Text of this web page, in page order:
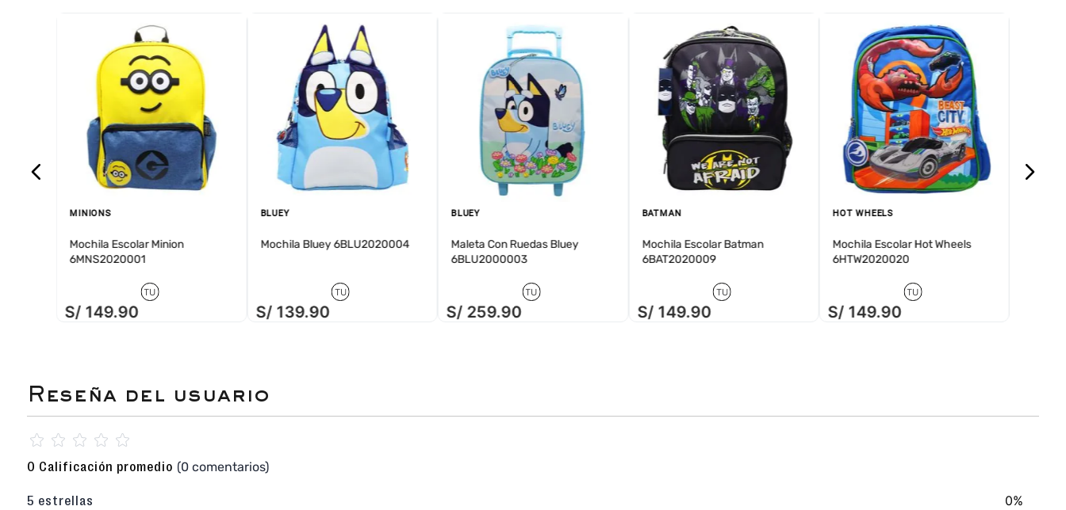
MINIONS
Mochila Escolar Minion
6MNS2020001
TU
S/ 149.90
BLUEY
Mochila Bluey 6BLU2020004
TU
S/ 139.90
BLUEY
Maleta Con Ruedas Bluey
6BLU2000003
TU
S/ 259.90
BATMAN
Mochila Escolar Batman
6BAT2020009
TU
S/ 149.90
HOT WHEELS
Mochila Escolar Hot Wheels
6HTW2020020
TU
S/ 149.90
☆ ☆ ☆ ☆ ☆
0 Calificación promedio (0 comentarios)
5 estrellas 0%